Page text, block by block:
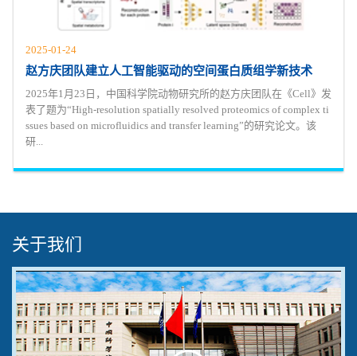
2025-01-24
赵方庆团队建立人工智能驱动的空间蛋白质组学新技术
2025年1月23日，中国科学院动物研究所的赵方庆团队在《Cell》发
表了题为“High-resolution spatially resolved proteomics of complex ti
ssues based on microfluidics and transfer learning”的研究论文。该
研...
关于我们